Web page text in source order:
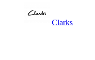
Clarks